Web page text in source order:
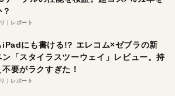
レポート
iPadにも書ける!? エレコム×ゼブラの新
ン「スタイラスツーウェイ」レビュー。持
要がラクすぎた！
レポート